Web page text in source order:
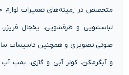
متخصص در زمینه‌های تعمیرات لوازم
لباسشویی و ظرفشویی، یخچال فریزر،
صوتی تصویری و همچنین تاسیسات
و آبگرمکن، کولر آبی و گازی، پمپ آب